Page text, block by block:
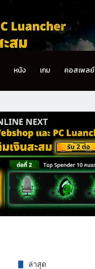
หนัง เกม คอสเพลย์
ล่าสุด